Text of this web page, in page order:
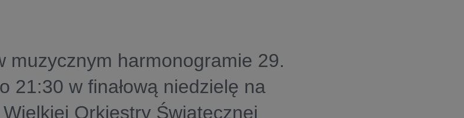
muzycznym harmonogramie 29.
21:30 w finałową niedzielę na
Orkiestry Świątecznej